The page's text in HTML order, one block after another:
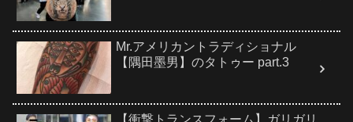
Mr.アメリカントラディショナル
【隅田墨男】のタトゥー part.3
【衝撃トランスフォーム】ガリガリ